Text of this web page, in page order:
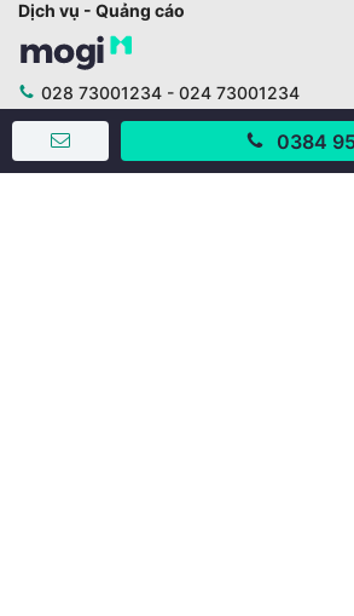
0384
Dịch vụ - Quảng cáo
028 73001234 - 024 73001234
trogiup@mogi.vn